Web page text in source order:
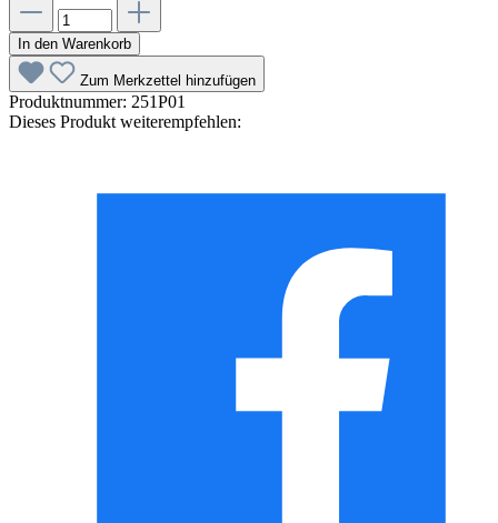
In den Warenkorb
Zum Merkzettel hinzufügen
Produktnummer: 251P01
Dieses Produkt weiterempfehlen: